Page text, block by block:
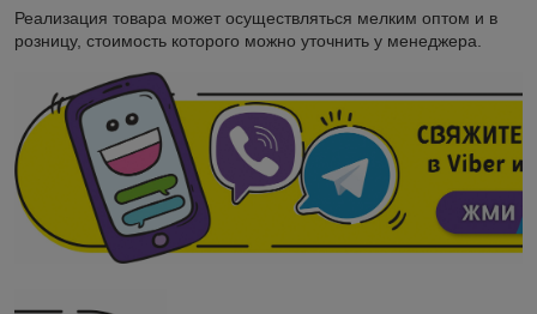
Реализация товара может осуществляться мелким оптом и в
розницу, стоимость которого можно уточнить у менеджера.